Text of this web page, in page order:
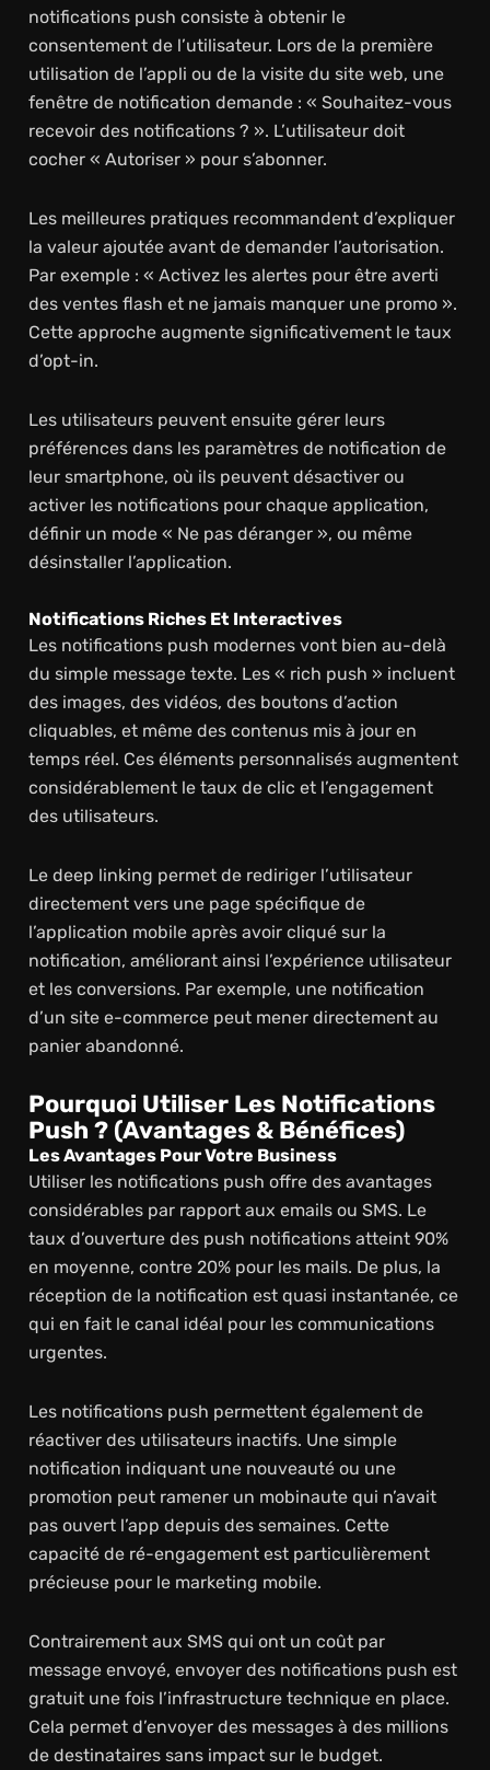
notifications push consiste à obtenir le
consentement de l’utilisateur. Lors de la première
utilisation de l’appli ou de la visite du site web, une
fenêtre de notification demande : « Souhaitez-vous
recevoir des notifications ? ». L’utilisateur doit
cocher « Autoriser » pour s’abonner.
Les meilleures pratiques recommandent d’expliquer
la valeur ajoutée avant de demander l’autorisation.
Par exemple : « Activez les alertes pour être averti
des ventes flash et ne jamais manquer une promo ».
Cette approche augmente significativement le taux
d’opt-in.
Les utilisateurs peuvent ensuite gérer leurs
préférences dans les paramètres de notification de
leur smartphone, où ils peuvent désactiver ou
activer les notifications pour chaque application,
définir un mode « Ne pas déranger », ou même
désinstaller l’application.
Notifications Riches Et Interactives
Les notifications push modernes vont bien au-delà
du simple message texte. Les « rich push » incluent
des images, des vidéos, des boutons d’action
cliquables, et même des contenus mis à jour en
temps réel. Ces éléments personnalisés augmentent
considérablement le taux de clic et l’engagement
des utilisateurs.
Le deep linking permet de rediriger l’utilisateur
directement vers une page spécifique de
l’application mobile après avoir cliqué sur la
notification, améliorant ainsi l’expérience utilisateur
et les conversions. Par exemple, une notification
d’un site e-commerce peut mener directement au
panier abandonné.
Pourquoi Utiliser Les Notifications
Push ? (Avantages & Bénéfices)
Les Avantages Pour Votre Business
Utiliser les notifications push offre des avantages
considérables par rapport aux emails ou SMS. Le
taux d’ouverture des push notifications atteint 90%
en moyenne, contre 20% pour les mails. De plus, la
réception de la notification est quasi instantanée, ce
qui en fait le canal idéal pour les communications
urgentes.
Les notifications push permettent également de
réactiver des utilisateurs inactifs. Une simple
notification indiquant une nouveauté ou une
promotion peut ramener un mobinaute qui n’avait
pas ouvert l’app depuis des semaines. Cette
capacité de ré-engagement est particulièrement
précieuse pour le marketing mobile.
Contrairement aux SMS qui ont un coût par
message envoyé, envoyer des notifications push est
gratuit une fois l’infrastructure technique en place.
Cela permet d’envoyer des messages à des millions
de destinataires sans impact sur le budget.